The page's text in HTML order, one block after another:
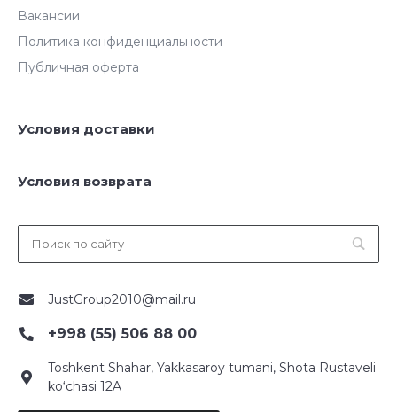
Вакансии
Политика конфиденциальности
Публичная оферта
Условия доставки
Условия возврата
JustGroup2010@mail.ru
+998 (55) 506 88 00
Toshkent Shahar, Yakkasaroy tumani, Shota Rustaveli
ko‘chasi 12A